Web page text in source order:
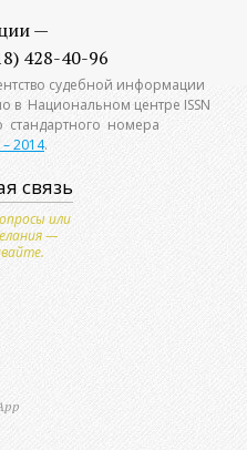
—
428-40-96
судебной информации
в Национальном центре ISSN
номера
2014.
связь
или
—